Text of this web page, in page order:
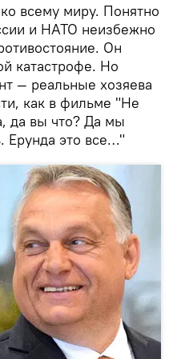
всему миру. Понятно
и НАТО неизбежно
Он
катастрофе. Но
— реальные хозяева
как в фильме "Не
да вы что? Да мы
Ерунда это все…"